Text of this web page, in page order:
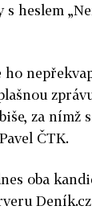
heslem
ho
za nímž
ČTK.
oba